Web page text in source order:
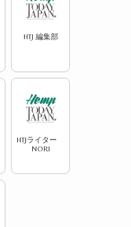
HTJ 編集部
HTJライター
NORI